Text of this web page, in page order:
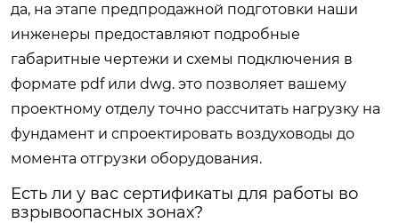
да, на этапе предпродажной подготовки наши
инженеры предоставляют подробные
габаритные чертежи и схемы подключения в
формате pdf или dwg. это позволяет вашему
проектному отделу точно рассчитать нагрузку на
фундамент и спроектировать воздуховоды до
момента отгрузки оборудования.
Есть ли у вас сертификаты для работы во
взрывоопасных зонах?